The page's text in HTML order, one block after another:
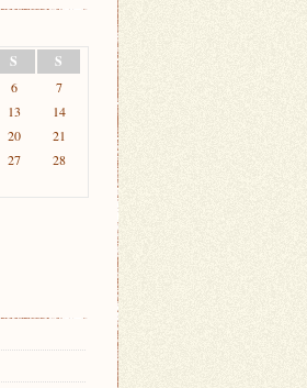
S S
6
7
13
14
20
21
27
28